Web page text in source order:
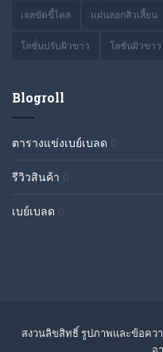
เจลขัดขี้ไคล แผ่นลอกสิวเสี้ยน
โลชั่นปรับผิวขาว โลชั่นผิวขาว
Blogroll
ตารางแข่งเบย์เบลด 0
รีวิวสินค้า 0
เบย์เบลด 0
สงวนลิขสิทธิ์ รูปภาพและข้อควา